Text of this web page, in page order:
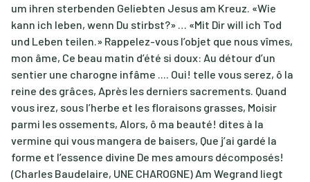
um ihren sterbenden Geliebten Jesus am Kreuz. «Wie
kann ich leben, wenn Du stirbst?» … «Mit Dir will ich Tod
und Leben teilen.» Rappelez-vous l’objet que nous vîmes,
mon âme, Ce beau matin d’été si doux: Au détour d’un
sentier une charogne infâme .... Oui! telle vous serez, ô la
reine des grâces, Après les derniers sacrements. Quand
vous irez, sous l’herbe et les floraisons grasses, Moisir
parmi les ossements, Alors, ô ma beauté! dites à la
vermine qui vous mangera de baisers, Que j’ai gardé la
forme et l’essence divine De mes amours décomposés!
(Charles Baudelaire, UNE CHAROGNE) Am Wegrand liegt